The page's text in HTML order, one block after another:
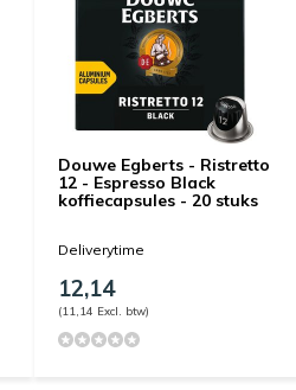
Douwe Egberts - Ristretto
12 - Espresso Black
koffiecapsules - 20 stuks
Deliverytime
12,14
(11,14 Excl. btw)